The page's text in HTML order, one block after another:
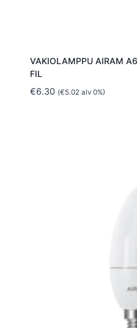
VAKIOLAMPPU AIRAM
FIL
€6.30 (€5.02alv 0%)